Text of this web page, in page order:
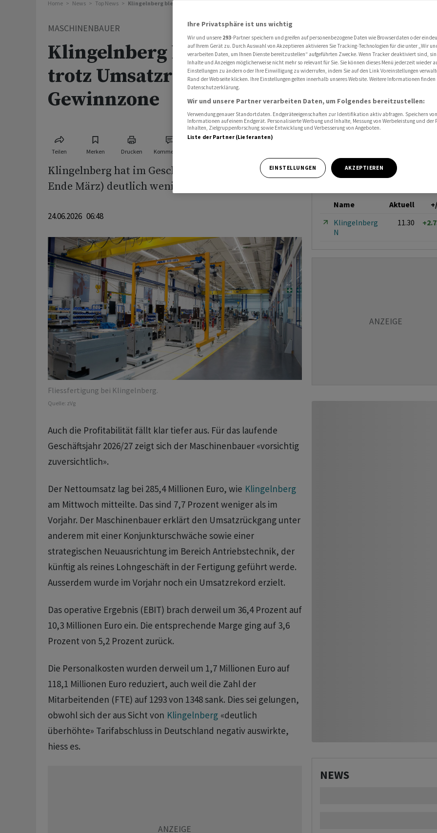
Home News Top News Klingelnberg bleibt 2025/26 trotz Umsatzrückgang in Gewinnzone
MASCHINENBAUER
Klingelnberg bleibt 2025/26
trotz Umsatzrückgang in
Gewinnzone
Teilen Merken Drucken Kommentare
Klingelnberg hat im Geschäftsjahr 2025/26 (per
Ende März) deutlich weniger umgesetzt.
24.06.2026 06:48
Fliessfertigung bei Klingelnberg.
Quelle: zVg
Auch die Profitabilität fällt klar tiefer aus. Für das laufende
Geschäftsjahr 2026/27 zeigt sich der Maschinenbauer «vorsichtig
zuversichtlich».
Der Nettoumsatz lag bei 285,4 Millionen Euro, wie Klingelnberg
am Mittwoch mitteilte. Das sind 7,7 Prozent weniger als im
Vorjahr. Der Maschinenbauer erklärt den Umsatzrückgang unter
anderem mit einer Konjunkturschwäche sowie einer
strategischen Neuausrichtung im Bereich Antriebstechnik, der
künftig als reines Lohngeschäft in der Fertigung geführt werde.
Ausserdem wurde im Vorjahr noch ein Umsatzrekord erzielt.
Das operative Ergebnis (EBIT) brach derweil um 36,4 Prozent auf
10,3 Millionen Euro ein. Die entsprechende Marge ging auf 3,6
Prozent von 5,2 Prozent zurück.
Die Personalkosten wurden derweil um 1,7 Millionen Euro auf
118,1 Millionen Euro reduziert, auch weil die Zahl der
Mitarbeitenden (FTE) auf 1293 von 1348 sank. Dies sei gelungen,
obwohl sich der aus Sicht von Klingelnberg «deutlich
überhöhte» Tarifabschluss in Deutschland negativ auswirkte,
hiess es.
Name Aktuell
Klingelnberg
N
11.30
NEWS
Ihre Privatsphäre ist uns wichtig
Wir und unsere 293-Partner speichern und greifen auf personenbezogene Daten wie Browserdaten oder
auf Ihrem Gerät zu. Durch Auswahl von Akzeptieren aktivieren Sie Tracking-Technologien für die unter „Wir
verarbeiten Daten, um Ihnen Dienste bereitzustellen“ aufgeführten Zwecke. Wenn Tracker deaktiviert sind,
Inhalte und Anzeigen möglicherweise nicht mehr so relevant für Sie. Sie können dieses Menü jederzeit wieder
Einstellungen zu ändern oder Ihre Einwilligung zu widerrufen, indem Sie auf den Link Voreinstellungen
Rand der Webseite klicken. Ihre Einstellungen gelten innerhalb unseres Website. Weitere Informationen finden
Datenschutzerklärung.
Wir und unsere Partner verarbeiten Daten, um Folgendes bereitzustellen:
Verwendung genauer Standortdaten. Endgeräteeigenschaften zur Identifikation aktiv abfragen. Speichern
Informationen auf einem Endgerät. Personalisierte Werbung und Inhalte, Messung von Werbeleistung und der
Inhalten, Zielgruppenforschung sowie Entwicklung und Verbesserung von Angeboten.
Liste der Partner (Lieferanten)
EINSTELLUNGEN AKZEPTIEREN